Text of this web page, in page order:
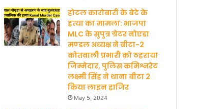
होटल कारोबारी के बेटे के
हत्‍या का मामला: भाजपा
MLC के सुपुत्र ग्रेटर नोएडा
मण्‍डल अध्‍यक्ष ने बीटा-2
कोतवाली प्रभारी को ठहराया
जिम्मेदार, पुलिस कमिश्नरेट
लक्ष्मी सिंह ने थाना बीटा 2
किया लाइन हाजिर
May 5, 2024